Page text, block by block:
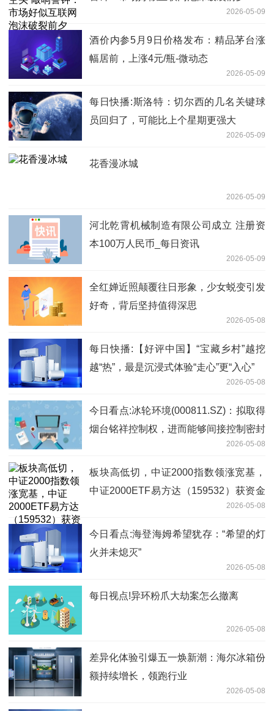
2026-05-09
酒价内参5月9日价格发布：精品茅台涨
幅居前，上涨4元/瓶-微动态
2026-05-09
每日快播:斯洛特：切尔西的几名关键球
员回归了，可能比上个星期更强大
2026-05-09
花香漫冰城
2026-05-09
河北乾霄机械制造有限公司成立 注册资
本100万人民币_每日资讯
2026-05-09
全红婵近照颠覆往日形象，少女蜕变引发
好奇，背后坚持值得深思
2026-05-08
每日快播:【好评中国】“宝藏乡村”越挖
越“热”，最是沉浸式体验“走心”更“入心”
2026-05-08
今日看点:冰轮环境(000811.SZ)：拟取得
烟台铭祥控制权，进而能够间接控制密封
2026-05-08
板块高低切，中证2000指数领涨宽基，
中证2000ETF易方达（159532）获资金
2026-05-08
今日看点:海登海姆希望犹存：“希望的灯
火并未熄灭”
2026-05-08
每日视点!异环粉爪大劫案怎么撤离
2026-05-08
差异化体验引爆五一焕新潮：海尔冰箱份
额持续增长，领跑行业
2026-05-08